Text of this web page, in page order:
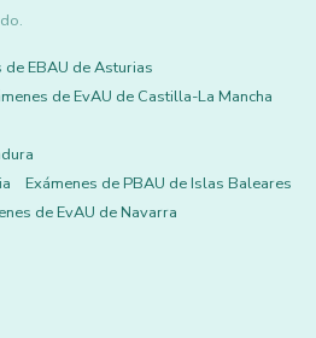
de EBAU de Asturias
de EvAU de Castilla-La Mancha
Exámenes de PBAU de Islas Baleares
de EvAU de Navarra